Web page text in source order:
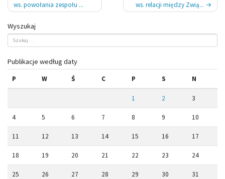
wpisu
ws. powołania zespołu ...
ws. relacji między Zwią...
Wyszukaj
Publikacje według daty
P W Ś C P S N
1 2 3
4 5 6 7 8 9 10
11 12 13 14 15 16 17
18 19 20 21 22 23 24
25 26 27 28 29 30 31